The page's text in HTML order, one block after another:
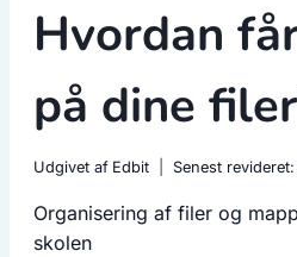
Hvordan
på dine
Udgivet af Edbit Senest revideret:
Organisering af filer og
skolen